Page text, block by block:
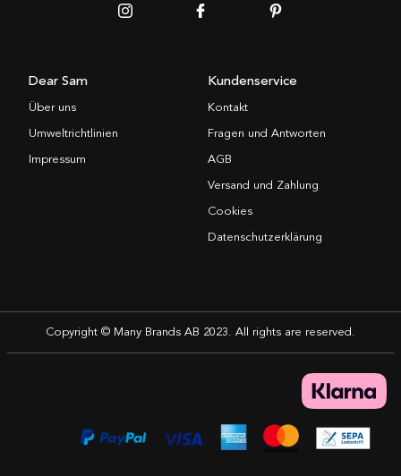
Dear Sam
Über uns
Umweltrichtlinien
Impressum
Kundenservice
Kontakt
Fragen und Antworten
AGB
Versand und Zahlung
Cookies
Datenschutzerklärung
Copyright © Many Brands AB 2023. All rights are reserved.